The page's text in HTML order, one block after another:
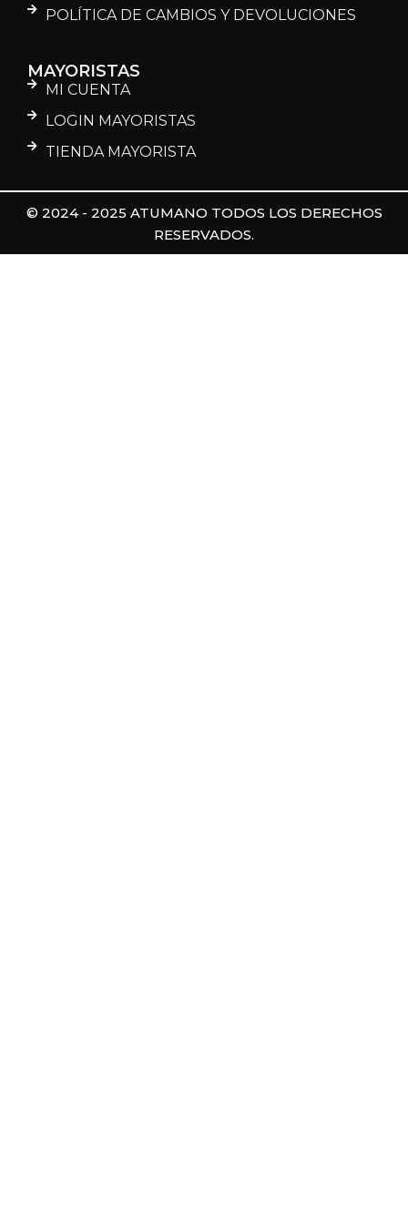
POLÍTICA DE CAMBIOS Y DEVOLUCIONES
MAYORISTAS
MI CUENTA
LOGIN MAYORISTAS
TIENDA MAYORISTA
© 2024 - 2025 ATUMANO TODOS LOS DERECHOS
RESERVADOS.